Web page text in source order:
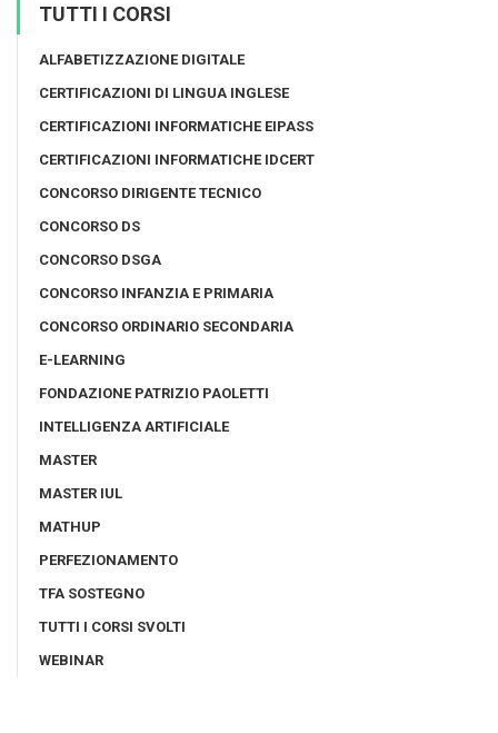
TUTTI I CORSI
ALFABETIZZAZIONE DIGITALE
CERTIFICAZIONI DI LINGUA INGLESE
CERTIFICAZIONI INFORMATICHE EIPASS
CERTIFICAZIONI INFORMATICHE IDCERT
CONCORSO DIRIGENTE TECNICO
CONCORSO DS
CONCORSO DSGA
CONCORSO INFANZIA E PRIMARIA
CONCORSO ORDINARIO SECONDARIA
E-LEARNING
FONDAZIONE PATRIZIO PAOLETTI
INTELLIGENZA ARTIFICIALE
MASTER
MASTER IUL
MATHUP
PERFEZIONAMENTO
TFA SOSTEGNO
TUTTI I CORSI SVOLTI
WEBINAR